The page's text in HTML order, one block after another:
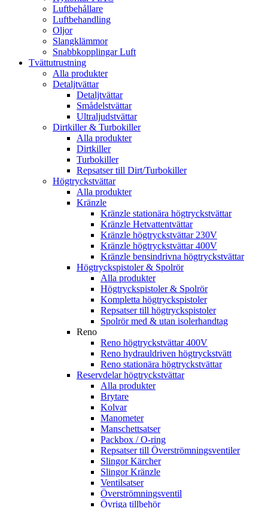
Luftbehållare
Luftbehandling
Oljor
Slangklämmor
Snabbkopplingar Luft
Tvättutrustning
Alla produkter
Detaljtvättar
Detaljtvättar
Smådelstvättar
Ultraljudstvättar
Dirtkiller & Turbokiller
Alla produkter
Dirtkiller
Turbokiller
Repsatser till Dirt/Turbokiller
Högtryckstvättar
Alla produkter
Kränzle
Kränzle stationära högtryckstvättar
Kränzle Hetvattentvättar
Kränzle högtryckstvättar 230V
Kränzle högtryckstvättar 400V
Kränzle bensindrivna högtryckstvättar
Högtryckspistoler & Spolrör
Alla produkter
Högtryckspistoler & Spolrör
Kompletta högtryckspistoler
Repsatser till högtryckspistoler
Spolrör med & utan isolerhandtag
Reno
Reno högtryckstvättar 400V
Reno hydrauldriven högtryckstvätt
Reno stationära högtryckstvättar
Reservdelar högtryckstvättar
Alla produkter
Brytare
Kolvar
Manometer
Manschettsatser
Packbox / O-ring
Repsatser till Överströmningsventiler
Slingor Kärcher
Slingor Kränzle
Ventilsatser
Överströmningsventil
Övriga tillbehör